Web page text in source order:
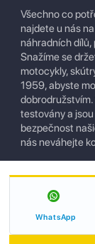
Všechno co
najdete u nás
náhradních dílů,
Snažíme se
motocykly,
1959, abyste
dobrodružstvím.
testovány a
bezpečnost
nás neváhejte
WhatsApp